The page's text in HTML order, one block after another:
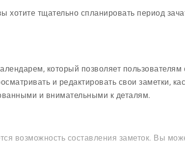
хотите тщательно спланировать период
который позволяет
и редактировать свои заметки,
и внимательными к деталям.
возможность составления заметок. Вы